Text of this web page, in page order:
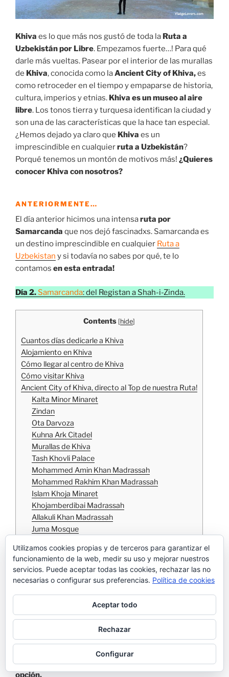
Khiva es lo que más nos gustó de toda la Ruta a
Uzbekistán por Libre. Empezamos fuerte…! Para qué
darle más vueltas. Pasear por el interior de las murallas
de Khiva, conocida como laAncient City of Khiva,es
como retroceder en el tiempo y empaparse de historia,
cultura, imperios y etnias. Khiva es un museo al aire
libre. Los tonos tierra y turquesa identifican la ciudad y
son una de las características que la hace tan especial.
¿Hemos dejado ya claro que Khiva es un
imprescindible en cualquierruta a Uzbekistán?
Porqué tenemos un montón de motivos más! ¿Quieres
conocer Khiva con nosotros?
ANTERIORMENTE…
El día anterior hicimos una intensaruta por
Samarcanda que nos dejó fascinadxs. Samarcanda es
un destino imprescindible en cualquier Ruta a
Uzbekistan y si todavía no sabes por qué, te lo
contamos en esta entrada!
Día 2. Samarcanda: del Registan a Shah-i-Zinda.
Contents [hide]
Cuantos días dedicarle a Khiva
Alojamiento en Khiva
Cómo llegar al centro de Khiva
Cómo visitar Khiva
Ancient City of Khiva, directo al Top de nuestra Ruta!
Kalta Minor Minaret
Zindan
Ota Darvoza
Kuhna Ark Citadel
Murallas de Khiva
Tash Khovli Palace
Mohammed Amin Khan Madrassah
Mohammed Rakhim Khan Madrassah
Islam Khoja Minaret
Khojamberdibai Madrassah
Allakuli Khan Madrassah
Juma Mosque
La luz de Khiva
Qué tiempo hace en Khiva
Khiva en renovación
Cuantos días dedicarle a Khiva
Khiva
estuvimos una tarde, un día
completo y una mañana. Para nosotros,la mejor
opción.
Utilizamos cookies propias y de terceros para garantizar el
funcionamiento de la web, medir su uso y mejorar nuestros
servicios. Puede aceptar todas las cookies, rechazar las no
necesarias o configurar sus preferencias. Política de cookies
Aceptar todo
Rechazar
Configurar